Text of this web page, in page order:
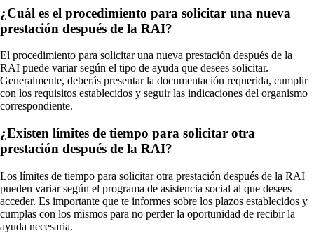
¿Cuál es el procedimiento para solicitar una nueva
prestación después de la RAI?
El procedimiento para solicitar una nueva prestación después de la
RAI puede variar según el tipo de ayuda que desees solicitar.
Generalmente, deberás presentar la documentación requerida, cumplir
con los requisitos establecidos y seguir las indicaciones del organismo
correspondiente.
¿Existen límites de tiempo para solicitar otra
prestación después de la RAI?
Los límites de tiempo para solicitar otra prestación después de la RAI
pueden variar según el programa de asistencia social al que desees
acceder. Es importante que te informes sobre los plazos establecidos y
cumplas con los mismos para no perder la oportunidad de recibir la
ayuda necesaria.